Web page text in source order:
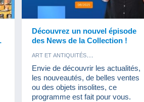
Découvrez un nouvel épisode
des News de la Collection !
ART ET ANTIQUITÉS
CARTES POSTALES
JEUX
MONNAIES & BILLETS
TIMBRES
Envie de découvrir les actualités,
les nouveautés, de belles ventes
ou des objets insolites, ce
programme est fait pour vous.